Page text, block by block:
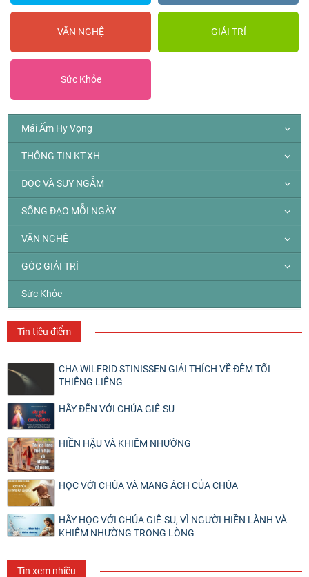
VĂN NGHỆ GIẢI TRÍ
Sức Khỏe
Mái Ấm Hy Vọng
THÔNG TIN KT-XH
ĐỌC VÀ SUY NGẪM
SỐNG ĐẠO MỖI NGÀY
VĂN NGHỆ
GÓC GIẢI TRÍ
Sức Khỏe
Tin tiêu điểm
CHA WILFRID STINISSEN GIẢI THÍCH VỀ ĐÊM TỐI
THIÊNG LIÊNG
HÃY ĐẾN VỚI CHÚA GIÊ-SU
HIỀN HẬU VÀ KHIÊM NHƯỜNG
HỌC VỚI CHÚA VÀ MANG ÁCH CỦA CHÚA
HÃY HỌC VỚI CHÚA GIÊ-SU, VÌ NGƯỜI HIỀN LÀNH VÀ
KHIÊM NHƯỜNG TRONG LÒNG
Tin xem nhiều